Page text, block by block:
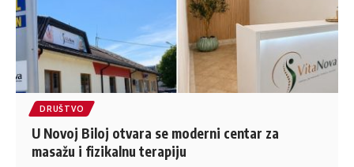
DRUŠTVO
U Novoj Biloj otvara se moderni centar za
masažu i fizikalnu terapiju